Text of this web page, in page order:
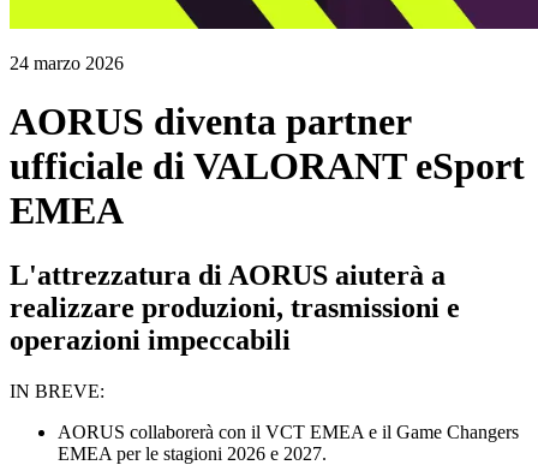
24 marzo 2026
AORUS diventa partner
ufficiale di VALORANT eSport
EMEA
L'attrezzatura di AORUS aiuterà a
realizzare produzioni, trasmissioni e
operazioni impeccabili
IN BREVE:
AORUS collaborerà con il VCT EMEA e il Game Changers
EMEA per le stagioni 2026 e 2027.